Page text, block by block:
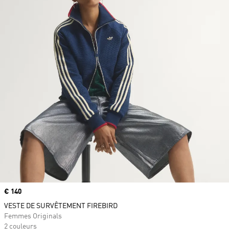
Prix
€ 140
VESTE DE SURVÊTEMENT FIREBIRD
Femmes Originals
2 couleurs